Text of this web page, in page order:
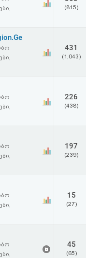
(815)
431
(1,043)
226
(438)
197
(239)
15
(27)
45
(65)